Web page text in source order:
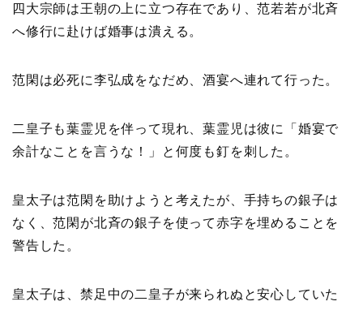
四大宗師は王朝の上に立つ存在であり、范若若が北斉
へ修行に赴けば婚事は潰える。
范閑は必死に李弘成をなだめ、酒宴へ連れて行った。
二皇子も葉霊児を伴って現れ、葉霊児は彼に「婚宴で
余計なことを言うな！」と何度も釘を刺した。
皇太子は范閑を助けようと考えたが、手持ちの銀子は
なく、范閑が北斉の銀子を使って赤字を埋めることを
警告した。
皇太子は、禁足中の二皇子が来られぬと安心していた